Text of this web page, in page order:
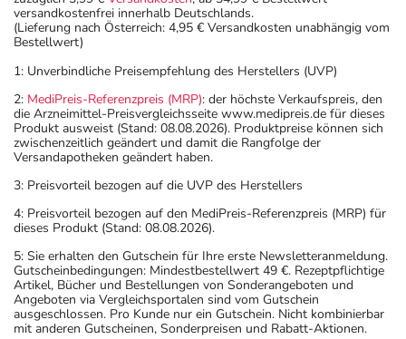
versandkostenfrei innerhalb Deutschlands.
(Lieferung nach Österreich: 4,95 € Versandkosten unabhängig vom
Bestellwert)
1: Unverbindliche Preisempfehlung des Herstellers (UVP)
2: MediPreis-Referenzpreis (MRP): der höchste Verkaufspreis, den
die Arzneimittel-Preisvergleichsseite www.medipreis.de für dieses
Produkt ausweist (Stand: 08.08.2026). Produktpreise können sich
zwischenzeitlich geändert und damit die Rangfolge der
Versandapotheken geändert haben.
3: Preisvorteil bezogen auf die UVP des Herstellers
4: Preisvorteil bezogen auf den MediPreis-Referenzpreis (MRP) für
dieses Produkt (Stand: 08.08.2026).
5: Sie erhalten den Gutschein für Ihre erste Newsletteranmeldung.
Gutscheinbedingungen: Mindestbestellwert 49 €. Rezeptpflichtige
Artikel, Bücher und Bestellungen von Sonderangeboten und
Angeboten via Vergleichsportalen sind vom Gutschein
ausgeschlossen. Pro Kunde nur ein Gutschein. Nicht kombinierbar
mit anderen Gutscheinen, Sonderpreisen und Rabatt-Aktionen.